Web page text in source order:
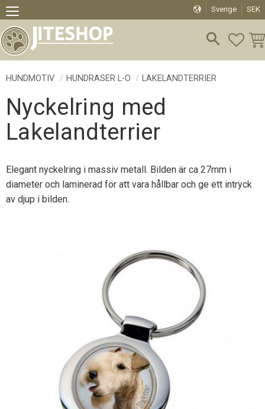
Meny
Sverige SEK
HUNDMOTIV HUNDRASER L-O LAKELANDTERRIER
Nyckelring med
Lakelandterrier
Elegant nyckelring i massiv metall. Bilden är ca 27mm i
diameter och laminerad för att vara hållbar och ge ett intryck
av djup i bilden.